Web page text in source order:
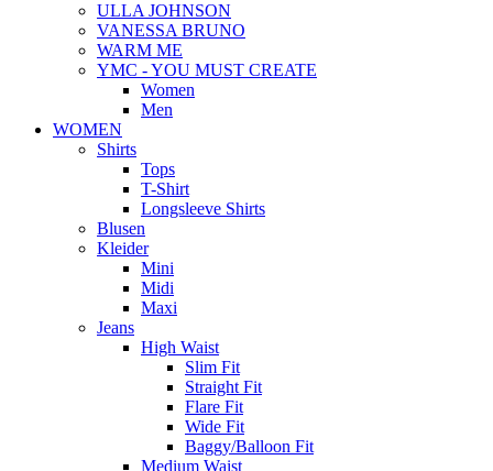
ULLA JOHNSON
VANESSA BRUNO
WARM ME
YMC - YOU MUST CREATE
Women
Men
WOMEN
Shirts
Tops
T-Shirt
Longsleeve Shirts
Blusen
Kleider
Mini
Midi
Maxi
Jeans
High Waist
Slim Fit
Straight Fit
Flare Fit
Wide Fit
Baggy/Balloon Fit
Medium Waist